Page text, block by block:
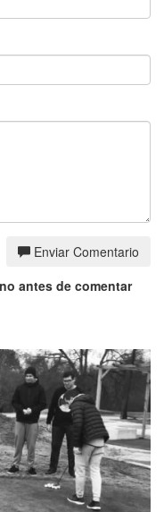
Enviar Comentario
antes de comentar